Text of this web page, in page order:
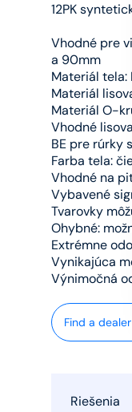
12PK
Vhodné pre
a 90mm
Materiál
Materiál
Materiál O-
Vhodné
BE pre rúrky
Farba tela:
Vhodné na
Vybavené
Tvarovky
Ohybné:
Extrémne
Vynikajúca
Výnimočná
Find a
Riešenia